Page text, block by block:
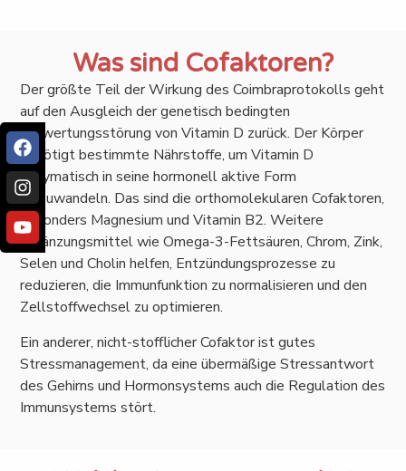
Was sind Cofaktoren?
Der größte Teil der Wirkung des Coimbraprotokolls geht
auf den Ausgleich der genetisch bedingten
Verwertungsstörung von Vitamin D zurück. Der Körper
benötigt bestimmte Nährstoffe, um Vitamin D
enzymatisch in seine hormonell aktive Form
umzuwandeln. Das sind die orthomolekularen Cofaktoren,
besonders Magnesium und Vitamin B2. Weitere
Ergänzungsmittel wie Omega-3-Fettsäuren, Chrom, Zink,
Selen und Cholin helfen, Entzündungsprozesse zu
reduzieren, die Immunfunktion zu normalisieren und den
Zellstoffwechsel zu optimieren.
Ein anderer, nicht-stofflicher Cofaktor ist gutes
Stressmanagement, da eine übermäßige Stressantwort
des Gehirns und Hormonsystems auch die Regulation des
Immunsystems stört.